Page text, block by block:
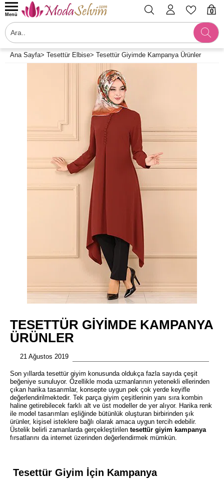
0
Menü
Ana Sayfa> Tesettür Elbise> Tesettür Giyimde Kampanya Ürünler
TESETTÜR GIYIMDE KAMPANYA
ÜRÜNLER
21 Ağustos 2019
Son yıllarda tesettür giyim konusunda oldukça fazla sayıda çeşit
beğeniye sunuluyor. Özellikle moda uzmanlarının yetenekli ellerinden
çıkan harika tasarımlar, konsepte uygun pek çok yerde keyifle
değerlendirilmektedir. Tek parça giyim çeşitlerinin yanı sıra kombin
haline getirebilecek farklı alt ve üst modeller de yer alıyor. Harika renk
ile model tasarımları eşliğinde bütünlük oluşturan birbirinden şık
ürünler, kişisel isteklere bağlı olarak amaca uygun tercih edebilir.
Üstelik belirli zamanlarda gerçekleştirilen tesettür giyim kampanya
fırsatlarını da internet üzerinden değerlendirmek mümkün.
Tesettür Giyim İçin Kampanya